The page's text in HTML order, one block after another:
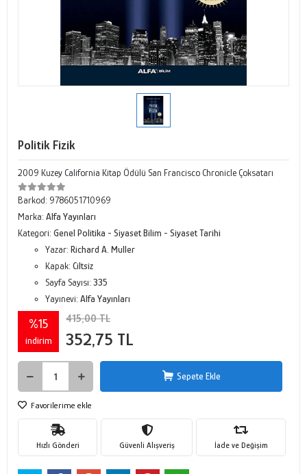
Politik Fizik
2009 Kuzey California Kitap Ödülü San Francisco Chronicle Çoksatarı
Barkod: 9786051710969
Marka: Alfa Yayınları
Kategori: Genel Politika - Siyaset Bilim - Siyaset Tarihi
Yazar: Richard A. Muller
Kapak: Ciltsiz
Sayfa Sayısı: 335
Yayınevi: Alfa Yayınları
%15
indirim
415,00 TL
352,75 TL
Sepete Ekle
Favorilerime ekle
Hızlı Gönderi Güvenli Alışveriş İade ve Değişim